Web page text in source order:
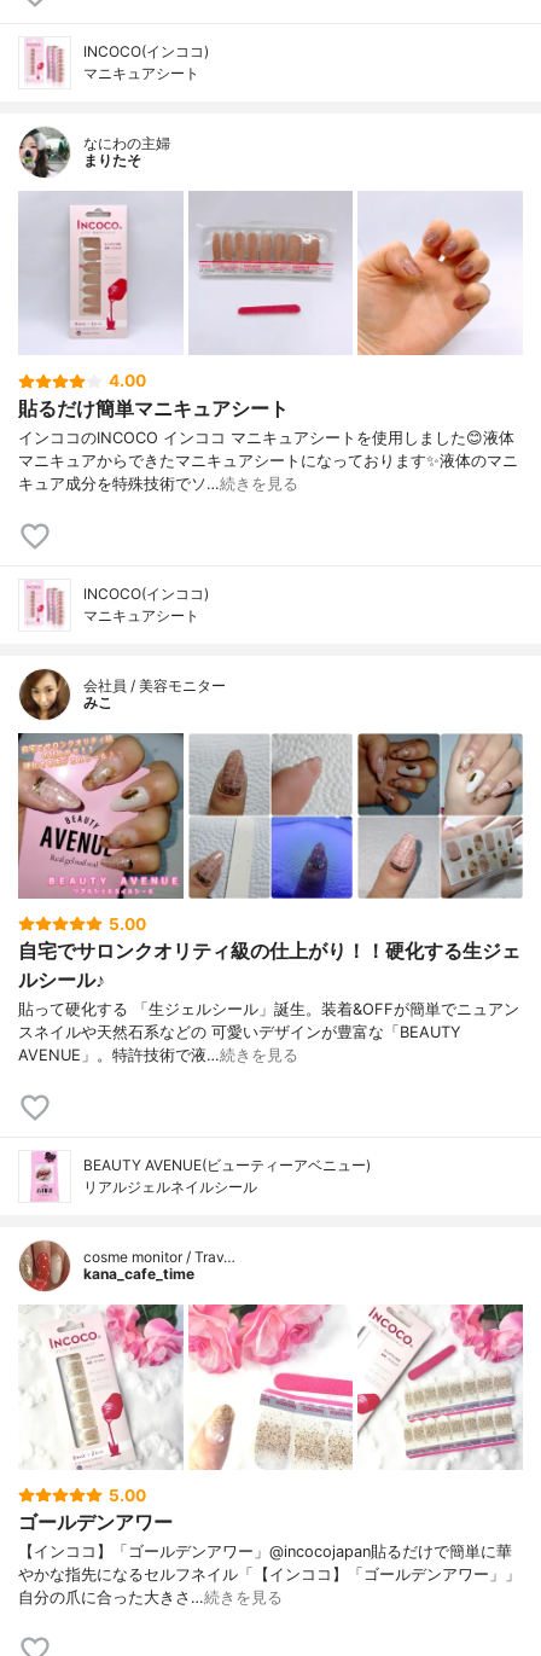
INCOCO(インココ)
マニキュアシート
なにわの主婦
まりたそ
4.00
貼るだけ簡単マニキュアシート
インココのINCOCO インココ マニキュアシートを使用しました😊液体
マニキュアからできたマニキュアシートになっております✨液体のマニ
キュア成分を特殊技術でソ…続きを見る
INCOCO(インココ)
マニキュアシート
会社員 / 美容モニター
みこ
5.00
自宅でサロンクオリティ級の仕上がり！！硬化する生ジェ
ルシール♪
貼って硬化する 「生ジェルシール」誕生。装着&OFFが簡単でニュアン
スネイルや天然石系などの 可愛いデザインが豊富な「BEAUTY
AVENUE」。特許技術で液…続きを見る
BEAUTY AVENUE(ビューティーアベニュー)
リアルジェルネイルシール
cosme monitor / Trav…
kana_cafe_time
5.00
ゴールデンアワー
【インココ】「ゴールデンアワー」@incocojapan貼るだけで簡単に華
やかな指先になるセルフネイル「【インココ】「ゴールデンアワー」」
自分の爪に合った大きさ…続きを見る